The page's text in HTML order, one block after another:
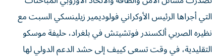
التي أجراها الرئيس الأوكراني فولوديمير زيلينسكي السبت مع
نظيره الصربي ألكسندر فوتشيتش في بلغراد، حليفة موسكو
التقليدية، في وقت تسعى كييف إلى حشد الدعم الدولي لها